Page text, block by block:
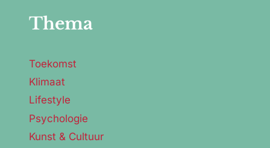
Thema
Toekomst
Klimaat
Lifestyle
Psychologie
Kunst & Cultuur